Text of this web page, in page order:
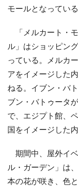
モールとなっている
「メルカート・
ル」はショッピン
っている。メルカ
アをイメージした
ねる。イブン・バ
ブン・バトゥータ
で、エジプト館、
国をイメージした
期間中、屋外イ
ル・ガーデン」は
本の花が咲き、色